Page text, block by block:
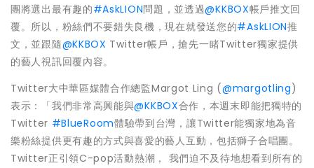
團將選出最有趣的#AskLION問題，並透過@KKBOX帳戶推文回
覆。所以，粉絲們不要錯失良機，現在就發送您的#AskLION推
文，並跟隨@KKBOX Twitter帳戶，搶先一睹Twitter獨家提供
的藝人視訊回覆內容。
Twitter大中華區媒體合作總監Margot Ling (@margotling)
表示：「我們非常高興能與@KKBOX合作，本週末即能把獨特的
Twitter #BlueRoom體驗帶到台灣，讓Twitter能獨家地為音
樂粉絲提供更有趣的方式與喜愛的藝人互動，包括獅子合唱團。
Twitter正引領C-pop活動熱潮， 我們迫不及待地想看到所有的